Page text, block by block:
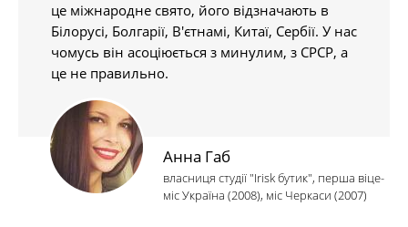
це міжнародне свято, його відзначають в
Білорусі, Болгарії, В'єтнамі, Китаї, Сербії. У нас
чомусь він асоціюється з минулим, з СРСР, а
це не правильно.
Анна Габ
власниця студії "Irisk бутик", перша віце-
міс Україна (2008), міс Черкаси (2007)